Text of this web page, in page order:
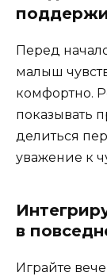
Перед
малыш
комфортно.
показывать
делиться
уважение к
в
Играйте